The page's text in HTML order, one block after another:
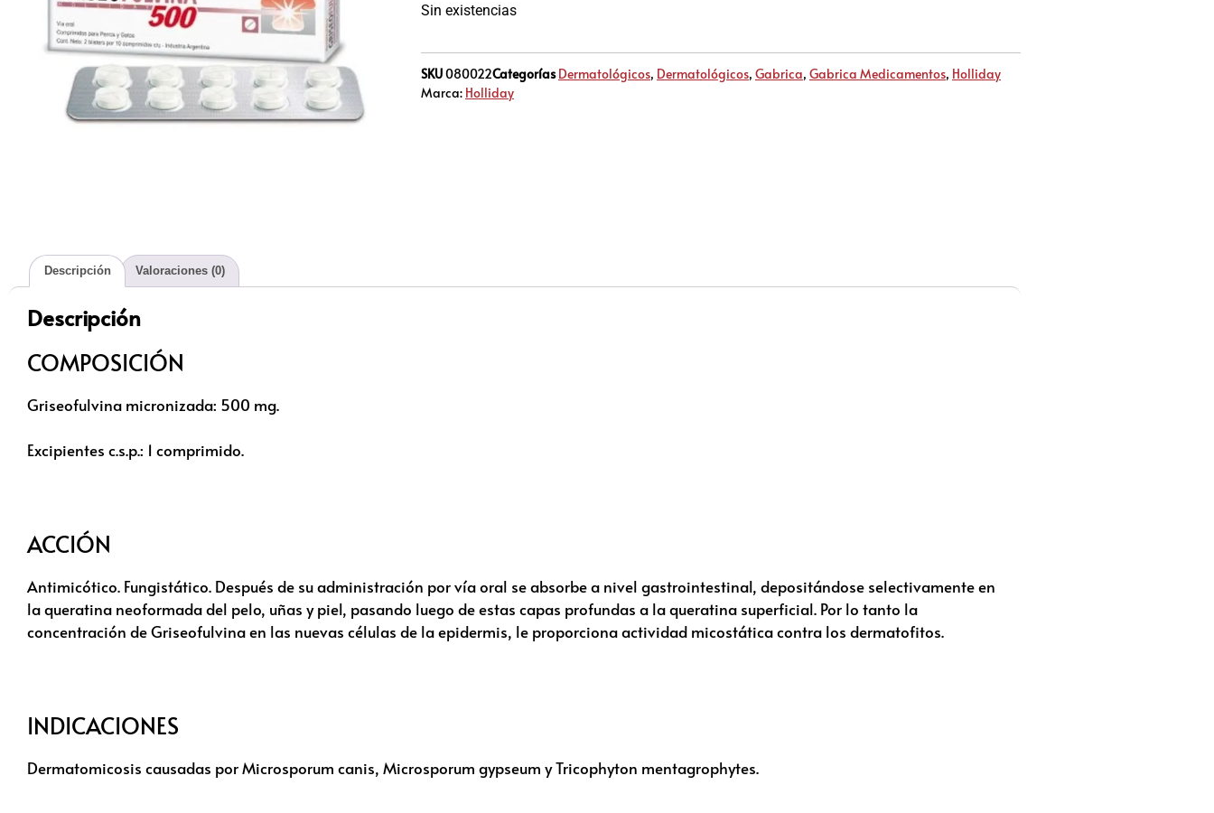
Sin existencias
SKU080022Categorías Dermatológicos, Dermatológicos, Gabrica, Gabrica Medicamentos, Holliday
Marca: Holliday
Descripción Valoraciones (0)
Descripción
COMPOSICIÓN
Griseofulvina micronizada: 500 mg.
Excipientes c.s.p.: 1 comprimido.
ACCIÓN
Antimicótico. Fungistático. Después de su administración por vía oral se absorbe a nivel gastrointestinal, depositándose selectivamente en
la queratina neoformada del pelo, uñas y piel, pasando luego de estas capas profundas a la queratina superficial. Por lo tanto la
concentración de Griseofulvina en las nuevas células de la epidermis, le proporciona actividad micostática contra los dermatofitos.
INDICACIONES
Dermatomicosis causadas por Microsporum canis, Microsporum gypseum y Tricophyton mentagrophytes.